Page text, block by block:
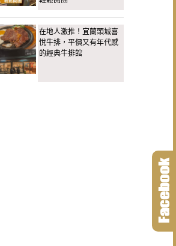
在地人激推！宜蘭頭城喜
悅牛排，平價又有年代感
的經典牛排館